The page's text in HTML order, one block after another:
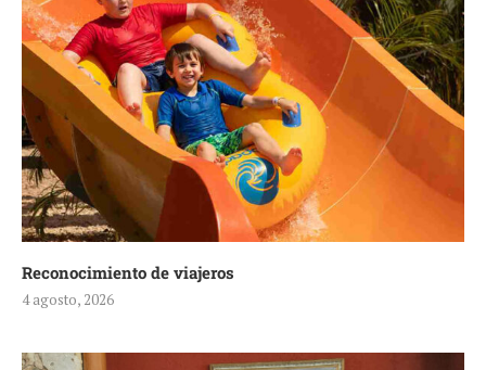
Reconocimiento de viajeros
4 agosto, 2026